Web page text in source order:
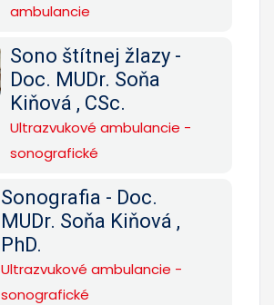
ambulancie
Sono štítnej žlazy -
Doc. MUDr. Soňa
Kiňová , CSc.
Ultrazvukové ambulancie -
sonografické
Sonografia - Doc.
MUDr. Soňa Kiňová ,
PhD.
Ultrazvukové ambulancie -
sonografické